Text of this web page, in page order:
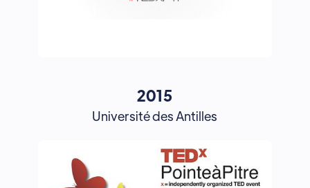
2015
Université des Antilles